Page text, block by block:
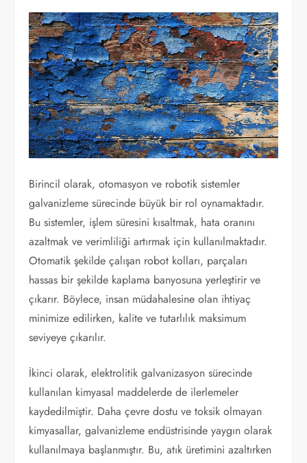
Birincil olarak, otomasyon ve robotik sistemler
galvanizleme sürecinde büyük bir rol oynamaktadır.
Bu sistemler, işlem süresini kısaltmak, hata oranını
azaltmak ve verimliliği artırmak için kullanılmaktadır.
Otomatik şekilde çalışan robot kolları, parçaları
hassas bir şekilde kaplama banyosuna yerleştirir ve
çıkarır. Böylece, insan müdahalesine olan ihtiyaç
minimize edilirken, kalite ve tutarlılık maksimum
seviyeye çıkarılır.
İkinci olarak, elektrolitik galvanizasyon sürecinde
kullanılan kimyasal maddelerde de ilerlemeler
kaydedilmiştir. Daha çevre dostu ve toksik olmayan
kimyasallar, galvanizleme endüstrisinde yaygın olarak
kullanılmaya başlanmıştır. Bu, atık üretimini azaltırken